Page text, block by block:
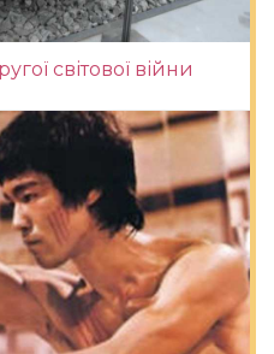
світової війни